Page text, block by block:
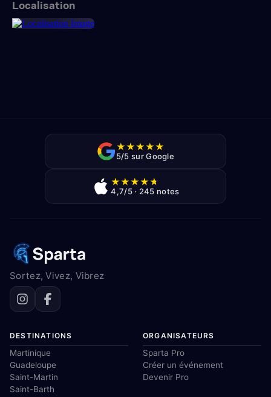
Localisation
★★★★★
5/5 sur Google
★★★★★
4,7/5 · 245 notes
Sortez, Vivez, Vibrez
DESTINATIONS
Martinique
Guadeloupe
Saint-Martin
Saint-Barth
ORGANISATEURS
Sparta Pro
Créer un événement
Devenir Pro